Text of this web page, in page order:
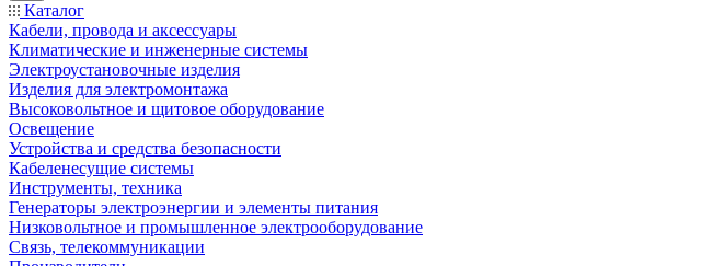
Каталог
Кабели, провода и аксессуары
Климатические и инженерные системы
Электроустановочные изделия
Изделия для электромонтажа
Высоковольтное и щитовое оборудование
Освещение
Устройства и средства безопасности
Кабеленесущие системы
Инструменты, техника
Генераторы электроэнергии и элементы питания
Низковольтное и промышленное электрооборудование
Связь, телекоммуникации